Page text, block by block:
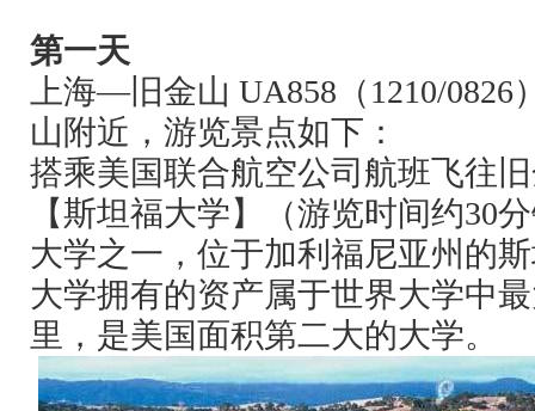
第一天
上海—旧金山 UA858 （1210/0826
山附近，游览景点如下：
搭乘美国联合航空公司航班飞往
【斯坦福大学】（游览时间约30
大学之一，位于加利福尼亚州的
大学拥有的资产属于世界大学中
里，是美国面积第二大的大学。